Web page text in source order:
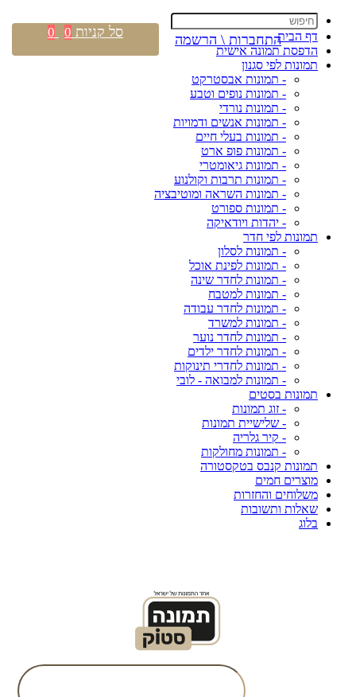
דף הבית
הדפסת תמונה אישית
תמונות לפי סגנון
- תמונות אבסטרקט
- תמונות נופים וטבע
- תמונות נורדי
- תמונות אנשים ודמויות
- תמונות בעלי חיים
- תמונות פופ ארט
- תמונות גיאומטרי
- תמונות תרבות וקולנוע
- תמונות השראה ומוטיבציה
- תמונות ספורט
- יהדות ויודאיקה
תמונות לפי חדר
- תמונות לסלון
- תמונות לפינת אוכל
- תמונות לחדר שינה
- תמונות למטבח
- תמונות לחדר עבודה
- תמונות למשרד
- תמונות לחדר נוער
- תמונות לחדר ילדים
- תמונות לחדרי תינוקות
- תמונות למבואה - לובי
תמונות בסטים
- זוג תמונות
- שלישיית תמונות
- קיר גלריה
- תמונות מחולקות
תמונות קנבס בטקסטורה
מוצרים חמים
משלוחים והחזרות
שאלות ותשובות
בלוג
התחברות \ הרשמה סל קניות 0
0